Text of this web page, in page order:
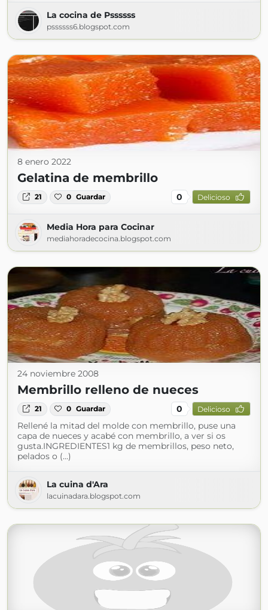
La cocina de Pssssss
pssssss6.blogspot.com
8 enero 2022
Gelatina de membrillo
21 0 Guardar 0 Delicioso
Media Hora para Cocinar
mediahoradecocina.blogspot.com
24 noviembre 2008
Membrillo relleno de nueces
21 0 Guardar 0 Delicioso
Rellené la mitad del molde con membrillo, puse una
capa de nueces y acabé con membrillo, a ver si os
gusta.INGREDIENTES1 kg de membrillos, peso neto,
pelados o (...)
La cuina d'Ara
lacuinadara.blogspot.com